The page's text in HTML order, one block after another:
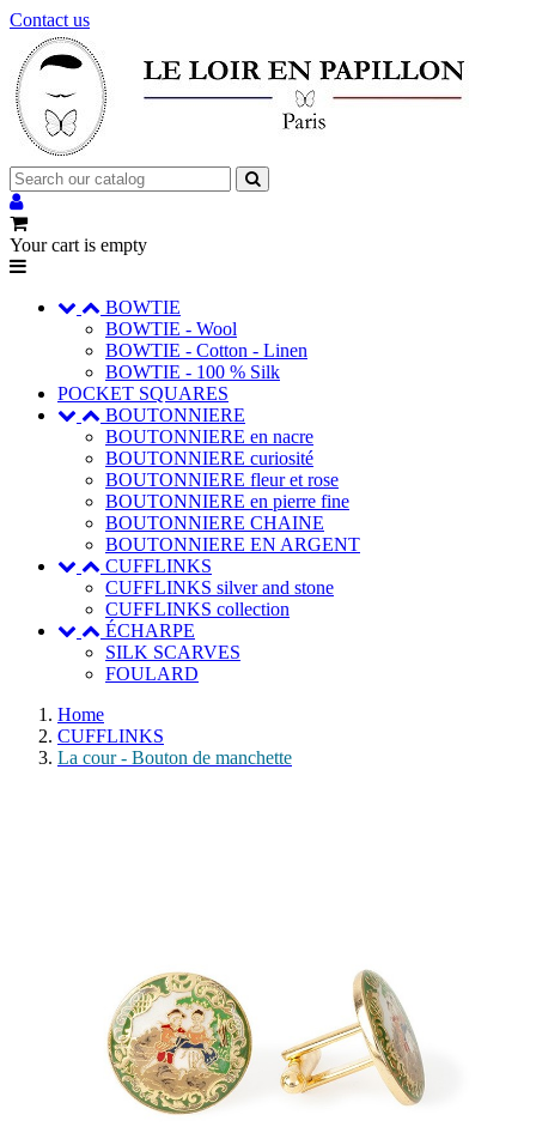
Contact us
Your cart is empty
BOWTIE
BOWTIE - Wool
BOWTIE - Cotton - Linen
BOWTIE - 100 % Silk
POCKET SQUARES
BOUTONNIERE
BOUTONNIERE en nacre
BOUTONNIERE curiosité
BOUTONNIERE fleur et rose
BOUTONNIERE en pierre fine
BOUTONNIERE CHAINE
BOUTONNIERE EN ARGENT
CUFFLINKS
CUFFLINKS silver and stone
CUFFLINKS collection
ÉCHARPE
SILK SCARVES
FOULARD
Home
CUFFLINKS
La cour - Bouton de manchette